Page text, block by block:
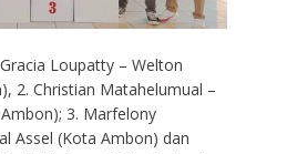
Loupatty – Welton
2. Christian Matahelumual –
3. Marfelony
Assel (Kota Ambon) dan